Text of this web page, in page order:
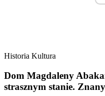
Historia Kultura
Dom Magdaleny
strasznym stanie.